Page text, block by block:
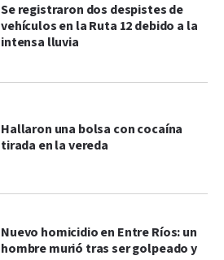
Se registraron dos despistes de
vehículos en la Ruta 12 debido a la
intensa lluvia
Hallaron una bolsa con cocaína
tirada en la vereda
Nuevo homicidio en Entre Ríos: un
hombre murió tras ser golpeado y